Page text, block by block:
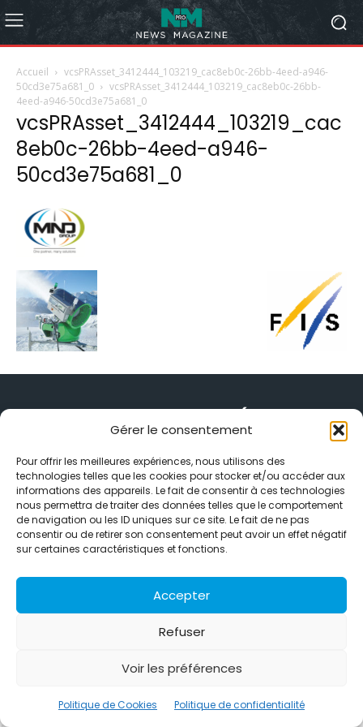
Gérer le consentement
Pour offrir les meilleures expériences, nous utilisons des
technologies telles que les cookies pour stocker et/ou accéder aux
informations des appareils. Le fait de consentir à ces technologies
nous permettra de traiter des données telles que le comportement
de navigation ou les ID uniques sur ce site. Le fait de ne pas
consentir ou de retirer son consentement peut avoir un effet négatif
sur certaines caractéristiques et fonctions.
Accepter
Refuser
Voir les préférences
Politique de Cookies Politique de confidentialité
Accueil
vcsPRAsset_3412444_103219_cac8eb0c-26bb-4eed-a946-
50cd3e75a681_0
vcsPRAsset_3412444_103219_cac8eb0c-26bb-
4eed-a946-50cd3e75a681_0
vcsPRAsset_3412444_103219_cac
8eb0c-26bb-4eed-a946-
50cd3e75a681_0
Alternative Média est une agence de relations presse et de
relations publiques basée à Grenoble. Depuis 1995, elle conçoit et
pilote des stratégies de visibilité en France et à l’international
grâce à un réseau d’agences partenaires.
Contactez-nous :info@alternativemedia.fr
International
Références
Politique de confidentialité
Politique de Cookies